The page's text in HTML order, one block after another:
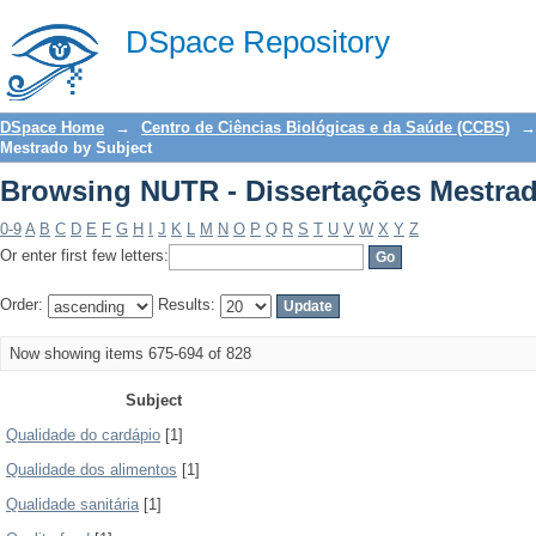
DSpace Repository
Browsing NUTR - Dissertações
DSpace Home → Centro de Ciências Biológicas e da Saúde (CCBS)
→
Mestrado by Subject
Browsing NUTR - Dissertações
0-9 A B C D E F G H J K L M N O P Q R S T U V W X Y Z
Or enter first few letters:
Order: Results:
Now showing items 675-694 of 828
Subject
Qualidade do cardápio [1]
Qualidade dos alimentos [1]
Qualidade sanitária[1]